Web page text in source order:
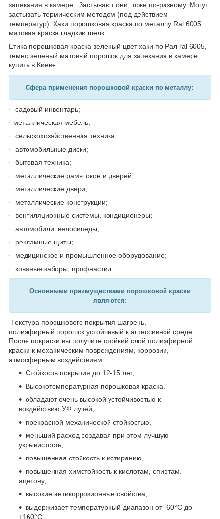
запекания в камере. Застывают они, тоже по-разному. Могут
застывать термическим методом (под действием
температур). Хаки порошковая краска по металлу Ral 6005
матовая краска гладкий шелк.
Етика порошковая краска зеленый цвет хаки по Рал ral 6005,
темно зеленый матовый порошок для запекания в камере
купить в Киеве.
Сфера применения порошковой краски по металлу:
· садовый инвентарь;
· металлическая мебель;
· сельскохозяйственная техника;
· автомобильные диски;
· бытовая техника;
· металлические рамы окон и дверей;
· металлические двери;
· металлические конструкции;
· вентиляционные системы, кондиционеры;
· автомобили, велосипеды;
· рекламные щиты;
· медицинское и промышленное оборудование;
· кованые заборы, профнастил.
Основными преимуществами порошковой краски
являются:
Текстура порошкового покрытия шагрень,
полиэфирный порошок устойчивый к агрессивной среде.
После покраски вы получите стойкий слой полиэфирной
краски к механическим повреждениям, коррозии,
атмосферным воздействиям:
Стойкость покрытия до 12-15 лет,
Высокотемпературная порошковая краска.
обладают очень высокой устойчивостью к
воздействию УФ лучей,
прекрасной механической стойкостью,
меньший расход создавая при этом лучшую
укрывистость,
повышенная стойкость к истиранию,
повышенная химстойкость к кислотам, спиртам.
ацетону,
высокие антикоррозионные свойства,
выдерживает температурный диапазон от -60°С до
+160°С,